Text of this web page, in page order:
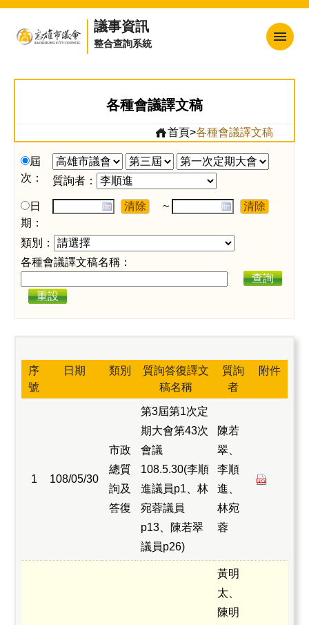
議事資訊
整合查詢系統
網站地圖
高雄市議會
訂閱電子報
日程表
會議紀錄
提案資料
其他議事資料
議員相關資料
各種會議譯文稿
首頁>各種會議譯文稿
屆
次：
質詢者：
日
期：
~
類別：
各種會議譯文稿名稱：
查詢
重設
序
號
日期 類別
質詢答復譯文
稿名稱
質詢
者
附件
1 108/05/30
市政
總質
詢及
答復
第3屆第1次定
期大會第43次
會議
108.5.30(李順
進議員p1、林
宛蓉議員
p13、陳若翠
議員p26)
陳若
翠、
李順
進、
林宛
蓉
黃明
太、
陳明